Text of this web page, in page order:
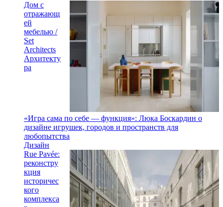
Дом с
отражающ
ей
мебелью /
Set
Architects
Архитекту
ра
«Игра сама по себе — функция»: Люка Боскардин о
дизайне игрушек, городов и пространств для
любопытства
Дизайн
Rue Pavée:
реконстру
кция
историчес
кого
комплекса